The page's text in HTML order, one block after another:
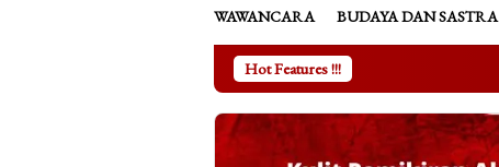
WAWANCARA BUDAYA DAN SASTRA
Hot Features !!!